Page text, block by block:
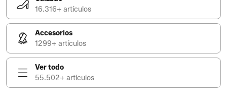
16.316+ artículos
Accesorios
1299+ artículos
Ver todo
55.502+ artículos